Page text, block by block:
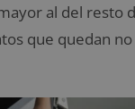
al del resto
que quedan